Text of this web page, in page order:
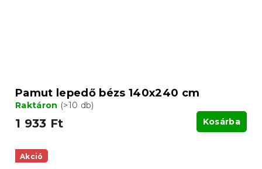
Pamut lepedő bézs 140x240 cm
Raktáron (>10 db)
1 933 Ft Kosárba
Akció